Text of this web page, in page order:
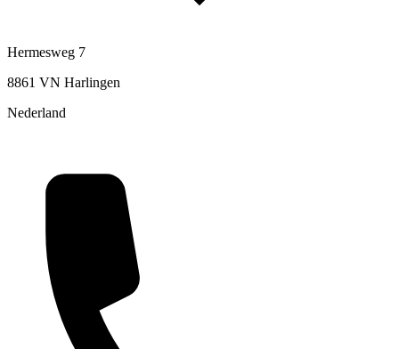
Hermesweg 7
8861 VN Harlingen
Nederland